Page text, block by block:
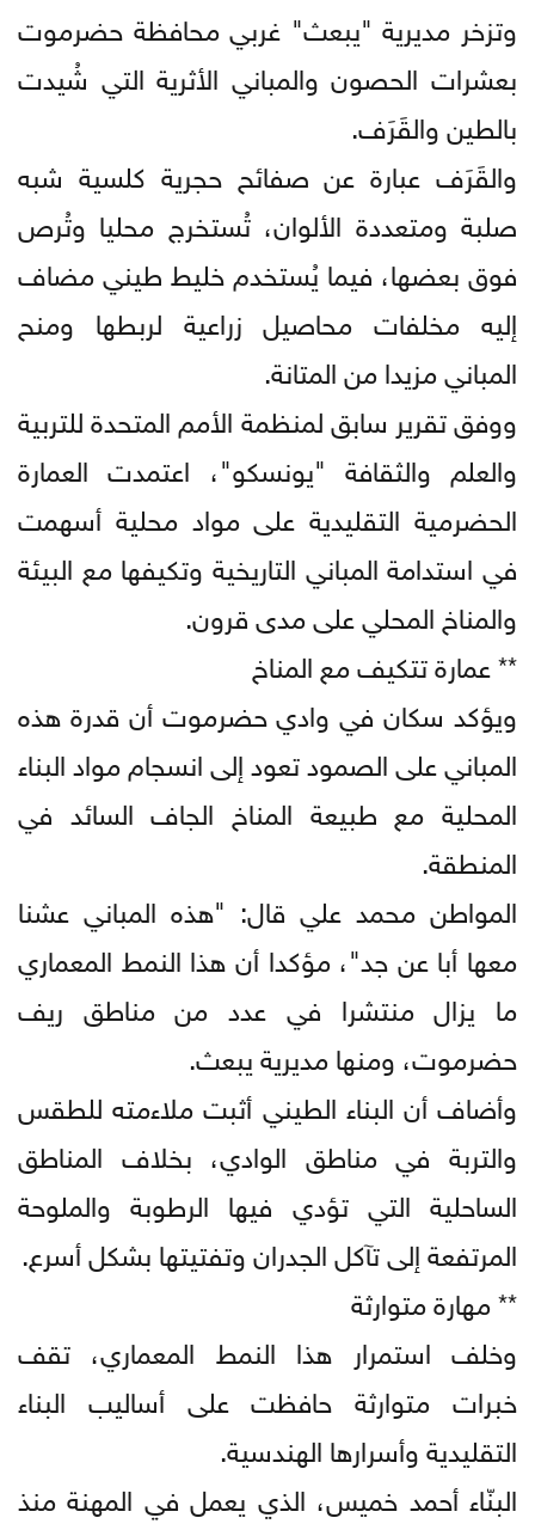
وتزخر مديرية "يبعث" غربي محافظة حضرموت
بعشرات الحصون والمباني الأثرية التي شُيدت
بالطين والقَرَف.
والقَرَف عبارة عن صفائح حجرية كلسية شبه
صلبة ومتعددة الألوان، تُستخرج محليا وتُرص
فوق بعضها، فيما يُستخدم خليط طيني مضاف
إليه مخلفات محاصيل زراعية لربطها ومنح
المباني مزيدا من المتانة.
ووفق تقرير سابق لمنظمة الأمم المتحدة للتربية
والعلم والثقافة "يونسكو"، اعتمدت العمارة
الحضرمية التقليدية على مواد محلية أسهمت
في استدامة المباني التاريخية وتكيفها مع البيئة
والمناخ المحلي على مدى قرون.
** عمارة تتكيف مع المناخ
ويؤكد سكان في وادي حضرموت أن قدرة هذه
المباني على الصمود تعود إلى انسجام مواد البناء
المحلية مع طبيعة المناخ الجاف السائد في
المنطقة.
المواطن محمد علي قال: "هذه المباني عشنا
معها أبا عن جد"، مؤكدا أن هذا النمط المعماري
ما يزال منتشرا في عدد من مناطق ريف
حضرموت، ومنها مديرية يبعث.
وأضاف أن البناء الطيني أثبت ملاءمته للطقس
والتربة في مناطق الوادي، بخلاف المناطق
الساحلية التي تؤدي فيها الرطوبة والملوحة
المرتفعة إلى تآكل الجدران وتفتيتها بشكل أسرع.
** مهارة متوارثة
وخلف استمرار هذا النمط المعماري، تقف
خبرات متوارثة حافظت على أساليب البناء
التقليدية وأسرارها الهندسية.
البنّاء أحمد خميس، الذي يعمل في المهنة منذ